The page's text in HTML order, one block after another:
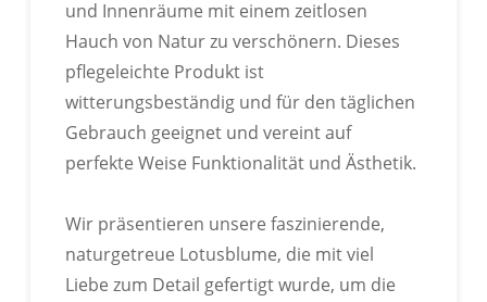
und Innenräume mit einem zeitlosen
Hauch von Natur zu verschönern. Dieses
pflegeleichte Produkt ist
witterungsbeständig und für den täglichen
Gebrauch geeignet und vereint auf
perfekte Weise Funktionalität und Ästhetik.
Wir präsentieren unsere faszinierende,
naturgetreue Lotusblume, die mit viel
Liebe zum Detail gefertigt wurde, um die